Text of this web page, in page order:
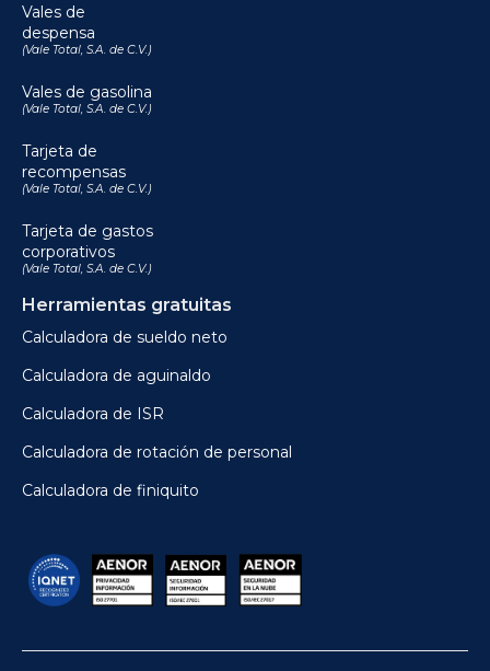
Vales de
despensa
(Vale Total, S.A. de C.V.)
Vales de gasolina
(Vale Total, S.A. de C.V.)
Tarjeta de
recompensas
(Vale Total, S.A. de C.V.)
Tarjeta de gastos
corporativos
(Vale Total, S.A. de C.V.)
Herramientas gratuitas
Calculadora de sueldo neto
Calculadora de aguinaldo
Calculadora de ISR
Calculadora de rotación de personal
Calculadora de finiquito